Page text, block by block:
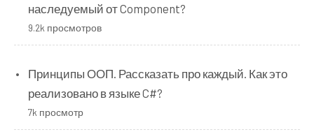
наследуемый от Component?
9.2k просмотров
Принципы ООП. Рассказать про каждый. Как это
реализовано в языке C#?
7k просмотр